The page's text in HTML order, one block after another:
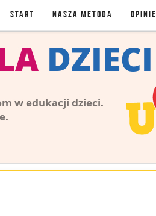
Start NASZA METODA OPINIE